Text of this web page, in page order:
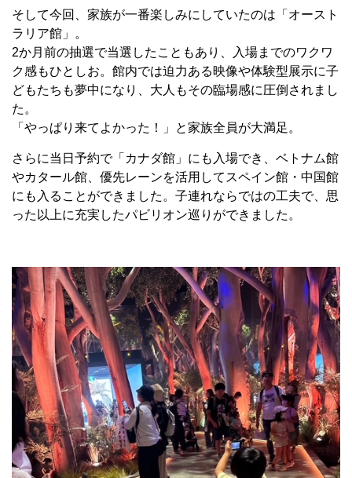
そして今回、家族が一番楽しみにしていたのは「オースト
ラリア館」。
2か月前の抽選で当選したこともあり、入場までのワクワ
ク感もひとしお。館内では迫力ある映像や体験型展示に子
どもたちも夢中になり、大人もその臨場感に圧倒されまし
た。
「やっぱり来てよかった！」と家族全員が大満足。
さらに当日予約で「カナダ館」にも入場でき、ベトナム館
やカタール館、優先レーンを活用してスペイン館・中国館
にも入ることができました。子連れならではの工夫で、思
った以上に充実したパビリオン巡りができました。